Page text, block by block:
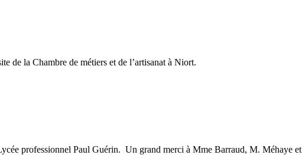
de la Chambre de métiers et de l’artisanat à Niort.
professionnel Paul Guérin. Un grand merci à Mme Barraud, M. Méhaye et